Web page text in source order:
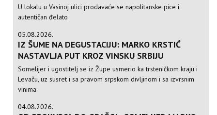
U lokalu u Vasinoj ulici prodavaće se napolitanske pice i
autentičan đelato
05.08.2026.
IZ ŠUME NA DEGUSTACIJU: MARKO KRSTIĆ
NASTAVLJA PUT KROZ VINSKU SRBIJU
Somelijer i ugostitelj se iz Župe usmerio ka trsteničkom kraju i
Levaču, uz susret i sa pravom srpskom divljinom i sa izvrsnim
vinima
04.08.2026.